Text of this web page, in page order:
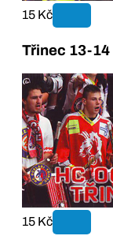
15 Kč
Třinec 13-14
15 Kč